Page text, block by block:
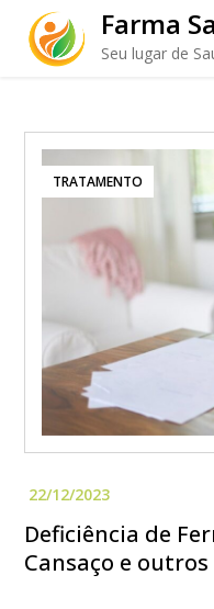
content
Farma
Seu lugar de
TRATAMENTO
Deficiência de
Cansaço e